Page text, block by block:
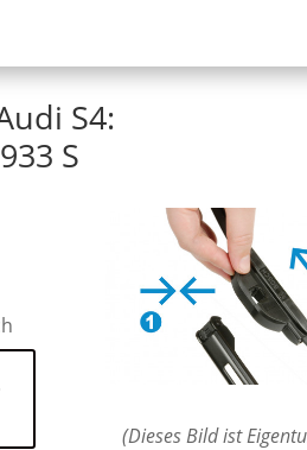
S4:
S
(Dieses Bild ist